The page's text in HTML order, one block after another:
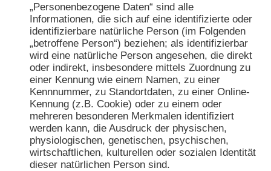
„Personenbezogene Daten“ sind alle
Informationen, die sich auf eine identifizierte oder
identifizierbare natürliche Person (im Folgenden
„betroffene Person“) beziehen; als identifizierbar
wird eine natürliche Person angesehen, die direkt
oder indirekt, insbesondere mittels Zuordnung zu
einer Kennung wie einem Namen, zu einer
Kennnummer, zu Standortdaten, zu einer Online-
Kennung (z.B. Cookie) oder zu einem oder
mehreren besonderen Merkmalen identifiziert
werden kann, die Ausdruck der physischen,
physiologischen, genetischen, psychischen,
wirtschaftlichen, kulturellen oder sozialen Identität
dieser natürlichen Person sind.